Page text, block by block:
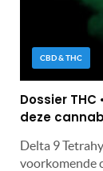
CBD & THC
Dossier
deze
Delta 9
voorkomende